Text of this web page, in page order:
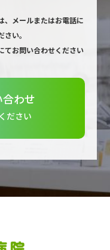
メールまたはお電話に
い。
てお問い合わせください
わせ
ださい